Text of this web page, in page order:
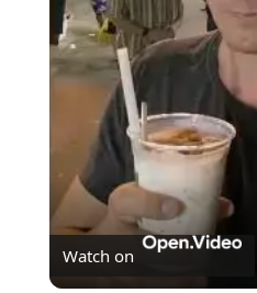
Watch on